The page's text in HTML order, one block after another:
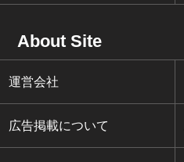
About Site
運営会社
広告掲載について